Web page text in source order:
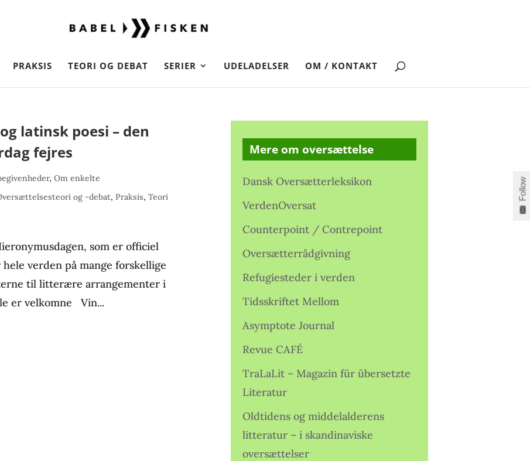
PRAKSIS TEORI OG DEBAT SERIER UDELADELSER OM / KONTAKT
latinsk poesi – den
fejres
,Om enkelte
og -debat,Praksis,Teori
som er officiel
verden på mange forskellige
til litterære arrangementer i
er velkomne Vin...
Mere om oversættelse
Dansk Oversætterleksikon
VerdenOversat
Counterpoint / Contrepoint
Oversætterrådgivning
Refugiesteder i verden
Tidsskriftet Mellom
Asymptote Journal
Revue CAFÉ
TraLaLit – Magazin für übersetzte
Literatur
Oldtidens og middelalderens
litteratur – i skandinaviske
oversættelser
Follow